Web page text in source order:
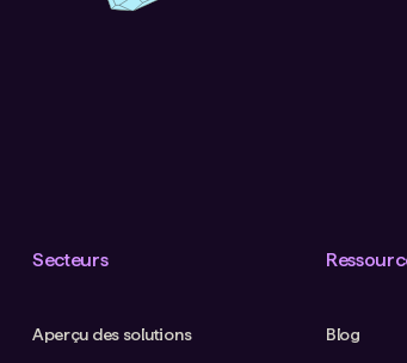
Secteurs
Aperçu des solutions Blog